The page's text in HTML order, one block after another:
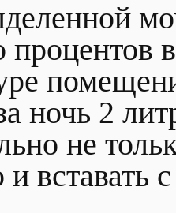
процентов
ночь 2
не
вставать